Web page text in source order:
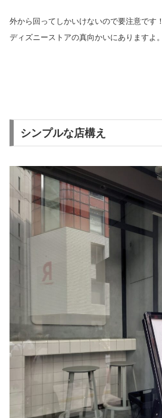
外から回ってしかいけないので要注意です！
ディズニーストアの真向かいにありますよ。
シンプルな店構え